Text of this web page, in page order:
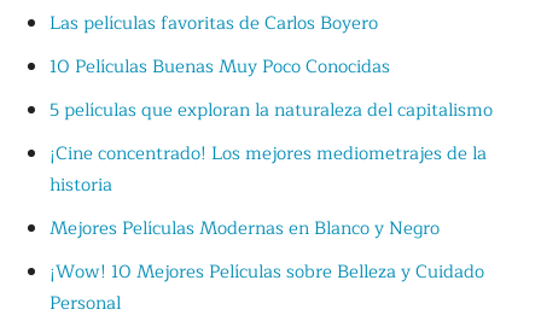
Las películas favoritas de Carlos Boyero
10 Películas Buenas Muy Poco Conocidas
5 películas que exploran la naturaleza del capitalismo
¡Cine concentrado! Los mejores mediometrajes de la
historia
Mejores Películas Modernas en Blanco y Negro
¡Wow! 10 Mejores Películas sobre Belleza y Cuidado
Personal